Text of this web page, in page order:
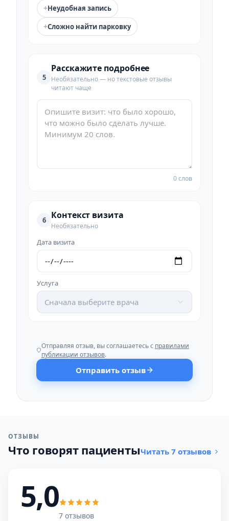
+Неудобная запись
+Сложно найти парковку
5
Расскажите подробнее
Необязательно — но текстовые отзывы
читают чаще
0 слов
6 Контекст визита
Необязательно
Дата визита
Услуга
Сначала выберите врача
Отправляя отзыв, вы соглашаетесь с правилами
публикации отзывов.
Отправить отзыв
ОТЗЫВЫ
Что говорят пациентыЧитать 7 отзывов
5,0
7 отзывов